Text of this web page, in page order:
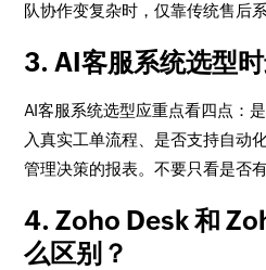
队协作变复杂时，仅靠传统售后
3. AI客服系统选型
AI客服系统选型应重点看四点：
入真实工单流程、是否支持自动
管理决策的报表。不要只看是否
4. Zoho Desk 和
么区别？